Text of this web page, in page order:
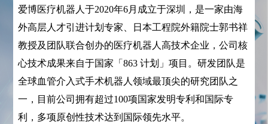
爱博医疗机器人于2020年6月成立于深圳，是一家由海
外高层人才引进计划专家、日本工程院外籍院士郭书祥
教授及团队联合创办的医疗机器人高技术企业，公司核
心技术成果来自于国家「863 计划」项目。研发团队是
全球血管介入式手术机器人领域最顶尖的研究团队之
一，目前公司拥有超过100项国家发明专利和国际专
利，多项原创性技术达到国际领先水平。